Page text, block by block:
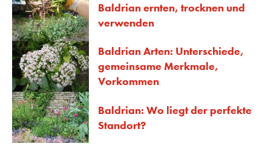
Baldrian ernten, trocknen und
verwenden
Baldrian Arten: Unterschiede,
gemeinsame Merkmale,
Vorkommen
Baldrian: Wo liegt der perfekte
Standort?